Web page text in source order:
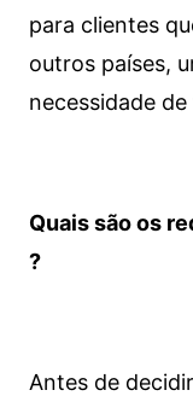
para clientes
outros países,
necessidade
Quais são os
?
Antes de